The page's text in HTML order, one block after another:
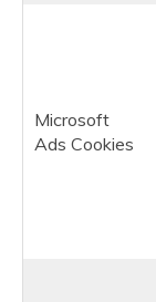
Microsoft
Ads Cookies